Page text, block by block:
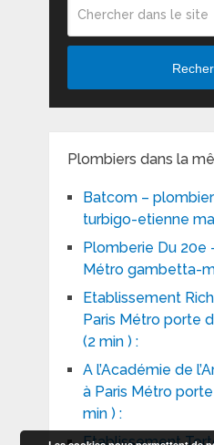
Plombiers dans la
Batcom –
turbigo-etienne
Plomberie Du 20e
Métro gambetta-
Etablissement
Paris Métro porte
(2 min ) :
A l’Académie de
à Paris Métro
min ) :